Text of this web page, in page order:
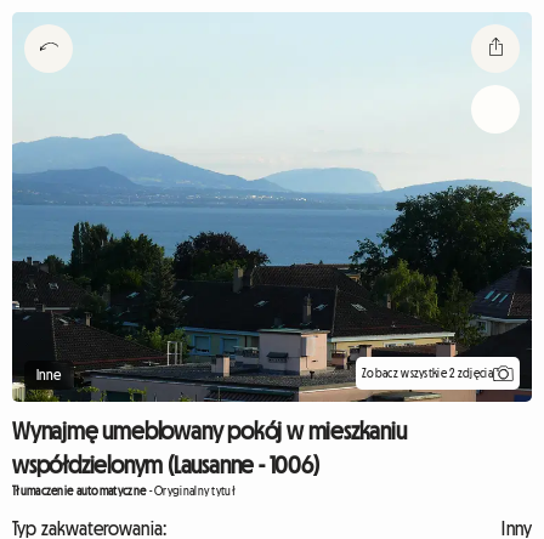
Inne Zobacz wszystkie 2 zdjęcia
Wynajmę umeblowany pokój w mieszkaniu
współdzielonym (Lausanne - 1006)
Tłumaczenie automatyczne-Oryginalny tytuł
Typ zakwaterowania:
Inny